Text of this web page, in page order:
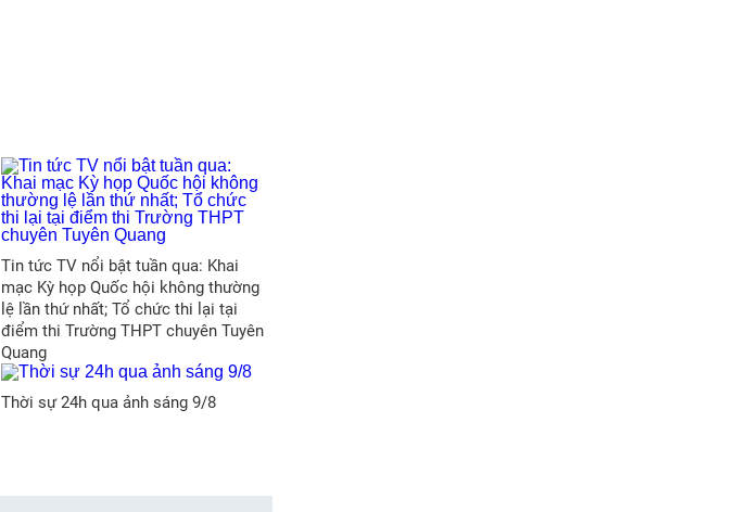
Tin tức TV nổi bật tuần qua: Khai
mạc Kỳ họp Quốc hội không thường
lệ lần thứ nhất; Tổ chức thi lại tại
điểm thi Trường THPT chuyên Tuyên
Quang
Thời sự 24h qua ảnh sáng 9/8